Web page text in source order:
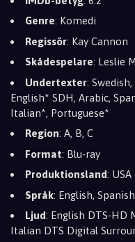
Genre: Komedi
Regissör: Kay Cannon
Skådespelare: Leslie
Undertexter:
English* SDH, Arabic,
Italian*, Portuguese*
Region: A, B, C
Format: Blu-ray
Produktionsland: USA
Språk: English,
Ljud: English DTS-HD
Italian DTS Digital